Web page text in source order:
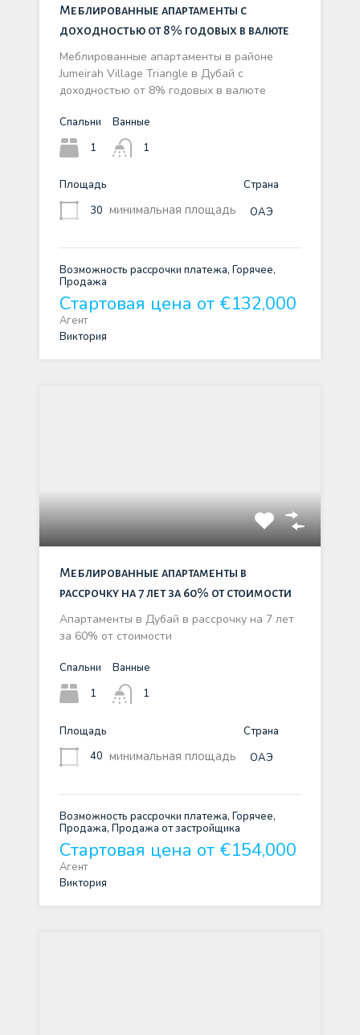
Меблированные апартаменты с
доходностью от 8% годовых в валюте
Меблированные апартаменты в районе
Jumeirah Village Triangle в Дубай с
доходностью от 8% годовых в валюте
Спальни
1
Ванные
1
Площадь
30 минимальная площадь
Страна
ОАЭ
Возможность рассрочки платежа, Горячее,
Продажа
Стартовая цена от €132,000
Агент
Виктория
Меблированные апартаменты в
рассрочку на 7 лет за 60% от стоимости
Апартаменты в Дубай в рассрочку на 7 лет
за 60% от стоимости
Спальни
1
Ванные
1
Площадь
40 минимальная площадь
Страна
ОАЭ
Возможность рассрочки платежа, Горячее,
Продажа, Продажа от застройщика
Стартовая цена от €154,000
Агент
Виктория